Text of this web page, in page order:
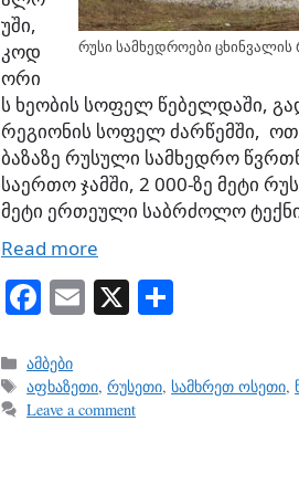
რუსი სამხედროები
უში,
კოდ
ორი
ს ხეობის სოფელ წებელდაში,
რეგიონის სოფელ ძარწემში,
ბაზაზე რუსული სამხედრო
საერთო ჯამში, 2 000-ზე მეტი
მეტი ერთეული საბრძოლო
Read more
Fa
bo
ok
E
ail
X
re
Categories
ამბები
Tags
აფხაზეთი,რუსეთი,სამხრეთ ოსეთი,
Leave a comment